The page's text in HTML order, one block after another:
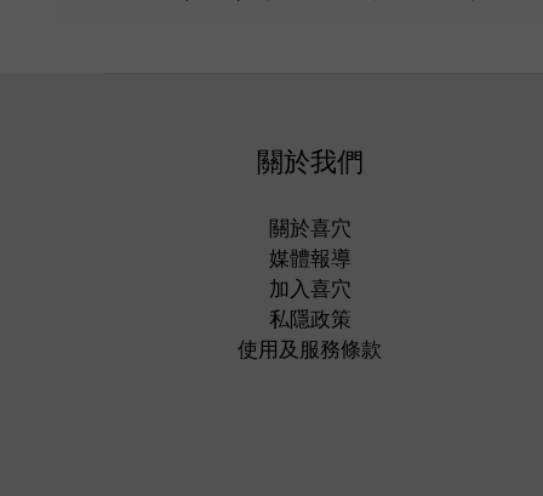
關於我們
關於喜穴
媒體報導
加入喜穴
私隱政策
使用及服務條款